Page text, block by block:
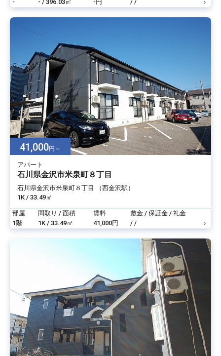
-
- / 396.03㎡ -円 / /
41,000円～
アパート
石川県金沢市米泉町８丁目
石川県金沢市米泉町８丁目 （西金沢駅）
1K / 33.49㎡
部屋 間取り / 面積 賃料
敷金 / 保証金 / 礼金
1階
1K / 33.49㎡ 41,000円 / /